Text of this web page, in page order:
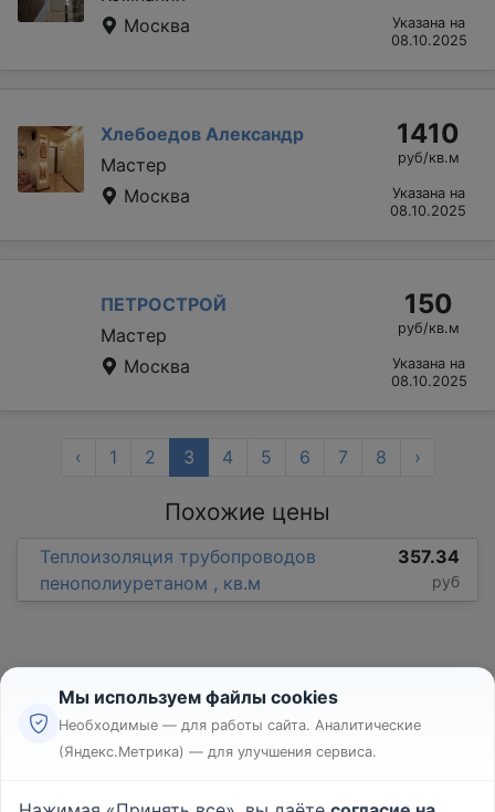
Москва
Указана на
08.10.2025
Хлебоедов Александр
Мастер
Москва
1410
руб/кв.м
Указана на
08.10.2025
ПЕТРОСТРОЙ
Мастер
Москва
150
руб/кв.м
Указана на
08.10.2025
‹ 1 2 3 4 5 6 7 8 ›
Похожие цены
Теплоизоляция трубопроводов
пенополиуретаном , кв.м
357.34
руб
Реклама
Мы используем файлы cookies
Необходимые — для работы сайта. Аналитические
(Яндекс.Метрика) — для улучшения сервиса.